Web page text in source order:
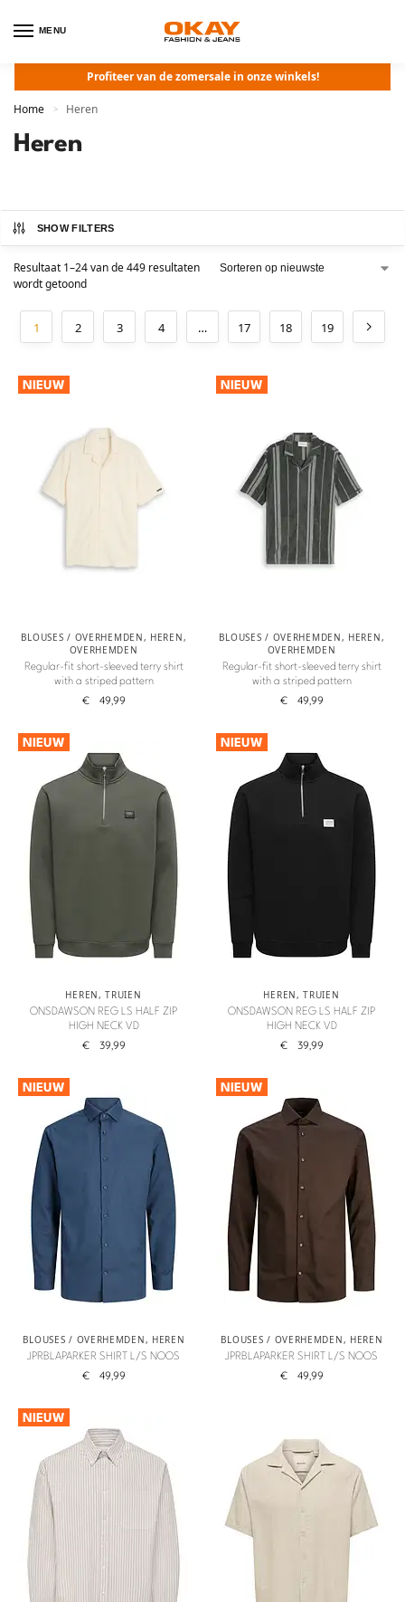
MENU
Profiteer van de zomersale in onze winkels!
Home > Heren
Heren
SHOW FILTERS
Resultaat 1–24 van de 449 resultaten
wordt getoond
1 2 3 4 … 17 18 19
NIEUW
BLOUSES / OVERHEMDEN, HEREN,
OVERHEMDEN
Regular-fit short-sleeved terry shirt
with a striped pattern
€ 49,99
NIEUW
BLOUSES / OVERHEMDEN, HEREN,
OVERHEMDEN
Regular-fit short-sleeved terry shirt
with a striped pattern
€ 49,99
NIEUW
HEREN,TRUIEN
ONSDAWSON REG LS HALF ZIP
HIGH NECK VD
€ 39,99
NIEUW
HEREN,TRUIEN
ONSDAWSON REG LS HALF ZIP
HIGH NECK VD
€ 39,99
NIEUW
BLOUSES / OVERHEMDEN, HEREN
JPRBLAPARKER SHIRT L/S NOOS
€ 49,99
NIEUW
BLOUSES / OVERHEMDEN, HEREN
JPRBLAPARKER SHIRT L/S NOOS
€ 49,99
NIEUW